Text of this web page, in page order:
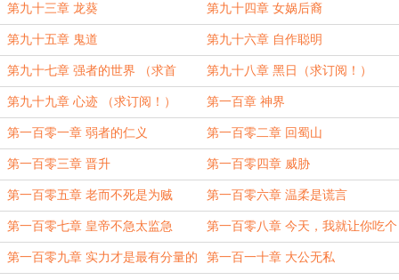
经》
第九十三章 龙葵 第九十四章 女娲后裔
第九十五章 鬼道 第九十六章 自作聪明
第九十七章 强者的世界 （求首
订！）
第九十八章 黑日（求订阅！）
第九十九章 心迹 （求订阅！） 第一百章 神界
第一百零一章 弱者的仁义 第一百零二章 回蜀山
第一百零三章 晋升 第一百零四章 威胁
第一百零五章 老而不死是为贼 第一百零六章 温柔是谎言
第一百零七章 皇帝不急太监急 第一百零八章 今天，我就让你吃个
够
第一百零九章 实力才是最有分量的 第一百一十章 大公无私